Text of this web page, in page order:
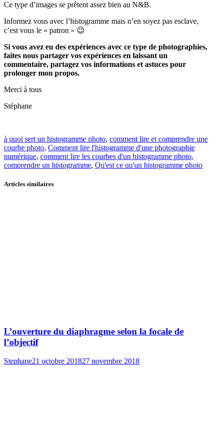
Ce type d’images se prêtent assez bien au N&B.
Informez vous avec l’histogramme mais n’en soyez pas esclave,
c’est vous le « patron » 😉
Si vous avez eu des expériences avec ce type de photographies,
faites nous partager vos expériences en laissant un
commentaire, partagez vos informations et astuces pour
prolonger mon propos.
Merci à tous
Stéphane
à quoi sert un histogramme photo, comment lire et comprendre une
courbe photo, Comment lire l'histogramme d'une photographie
numérique, comment lire les courbes d'un histogramme photo,
comprendre un histogramme, Qu'est ce qu'un histogramme photo
Articles similaires
L’ouverture du diaphragme selon la focale de
l’objectif
Stephane21 octobre 201827 novembre 2018